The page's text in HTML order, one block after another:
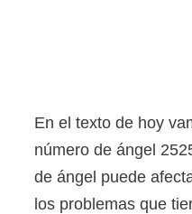
En el texto de hoy
número de ángel
de ángel puede
los problemas que